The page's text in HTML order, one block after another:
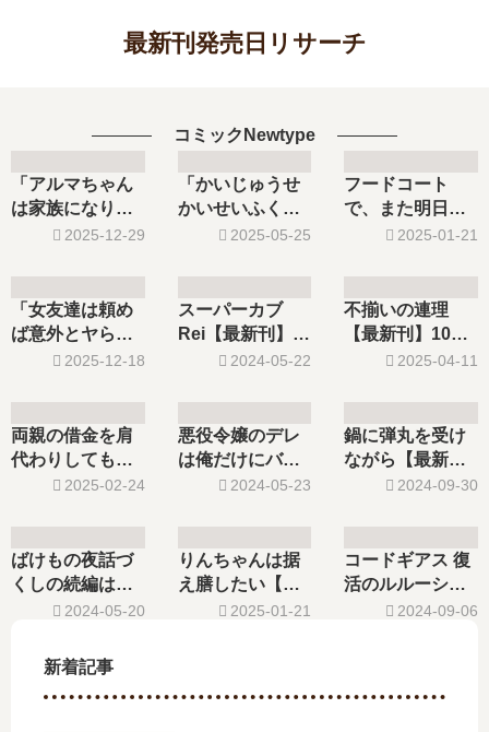
最新刊発売日リサーチ
コミックNewtype
「アルマちゃん
は家族になりた
いZ」は完結し
2025-12-29
「かいじゅうせ
かいせいふく」
最新刊1巻の発売
2025-05-25
フードコート
で、また明日。
【最新刊】2巻の
結した？
2025-01-21
「女友達は頼め
ば意外とヤらせ
てくれる」は完
つ？5巻の予定
は？
2025-12-18
スーパーカブ
Rei【最新刊】3
巻の発売日はい
2024-05-22
不揃いの連理
【最新刊】10巻
の発売日､11巻の
2025-04-11
両親の借金を肩
代わりしてもら
う条件は日本
の発売日はい
つ？完結した？
2025-02-24
悪役令嬢のデレ
は俺だけにバレ
ている【最新
た？続編の予定
は？
2024-05-23
鍋に弾丸を受け
ながら【最新
刊】5巻の発売
た？
2024-09-30
ばけもの夜話づ
くしの続編はい
つ？何巻まで発
2024-05-20
りんちゃんは据
え膳したい【最
新刊】5巻の発売
2025-01-21
コードギアス 復
活のルルーシュ
【最新刊】5巻の
2024-09-06
新着記事